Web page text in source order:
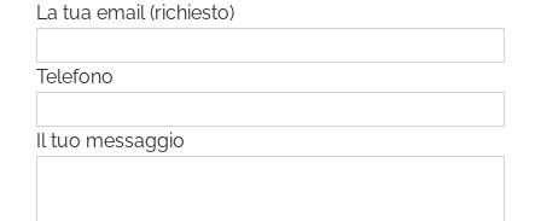
La tua email (richiesto)
Telefono
Il tuo messaggio